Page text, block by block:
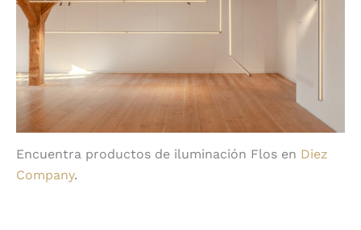
Encuentra productos de iluminación Flos en Diez
Company.